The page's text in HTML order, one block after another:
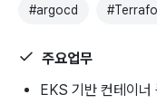
#argocd #
주요업무
EKS 기반 컨테이너